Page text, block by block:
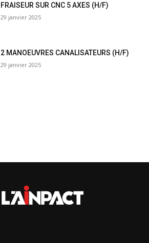
FRAISEUR SUR CNC 5 AXES (H/F)
29 janvier 2025
2 MANOEUVRES CANALISATEURS (H/F)
29 janvier 2025